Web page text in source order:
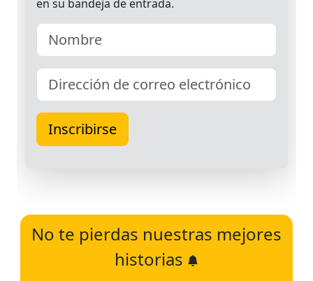
No te pierdas nuestras mejores
historias